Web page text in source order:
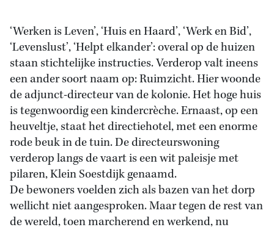
‘Werken is Leven’, ‘Huis en Haard’, ‘Werk en Bid’,
‘Levenslust’, ‘Helpt elkander’: overal op de huizen
staan stichtelijke instructies. Verderop valt ineens
een ander soort naam op: Ruimzicht. Hier woonde
de adjunct-directeur van de kolonie. Het hoge huis
is tegenwoordig een kindercrèche. Ernaast, op een
heuveltje, staat het directiehotel, met een enorme
rode beuk in de tuin. De directeurswoning
verderop langs de vaart is een wit paleisje met
pilaren, Klein Soestdijk genaamd.
De bewoners voelden zich als bazen van het dorp
wellicht niet aangesproken. Maar tegen de rest van
de wereld, toen marcherend en werkend, nu